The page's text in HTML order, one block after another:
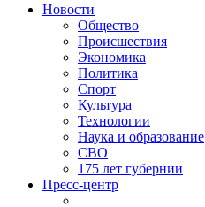
Новости
Общество
Происшествия
Экономика
Политика
Спорт
Культура
Технологии
Наука и образование
СВО
175 лет губернии
Пресс-центр